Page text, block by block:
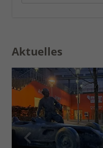
Aktuelles